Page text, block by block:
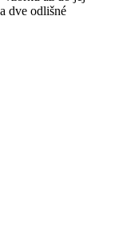
dve odlišné